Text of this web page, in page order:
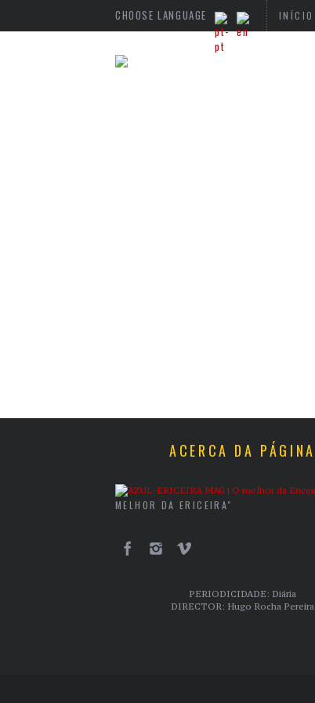
CHOOSE LANGUAGE INÍCIO
ACERCA DA PÁGINA
MELHOR DA ERICEIRA"
PERIODICIDADE: Diária
DIRECTOR: Hugo Rocha Pereira